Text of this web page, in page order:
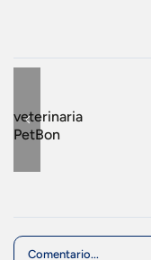
veterinaria
PetBon
Comment